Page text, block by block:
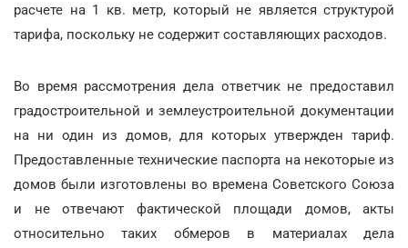
расчете на 1 кв. метр, который не является структурой
тарифа, поскольку не содержит составляющих расходов.
Во время рассмотрения дела ответчик не предоставил
градостроительной и землеустроительной документации
на ни один из домов, для которых утвержден тариф.
Предоставленные технические паспорта на некоторые из
домов были изготовлены во времена Советского Союза
и не отвечают фактической площади домов, акты
относительно таких обмеров в материалах дела